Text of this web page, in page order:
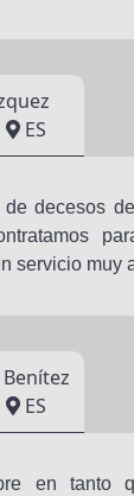
ES
decesos
servicio muy
ES
en tanto